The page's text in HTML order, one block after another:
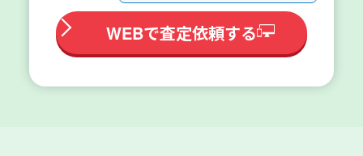
WEBで査定依頼する